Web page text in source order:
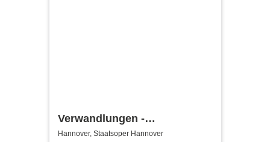
Verwandlungen -
Niedersächsische
Hannover, Staatsoper Hannover